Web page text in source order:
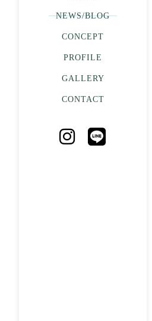
NEWS/BLOG
CONCEPT
PROFILE
GALLERY
CONTACT